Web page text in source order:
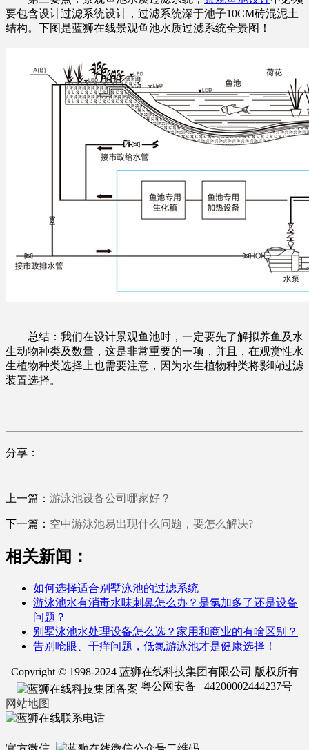
要包含设计过滤系统设计，过滤系统深于池子10CM砖混泥土
结构。下图是蓝狮在线景观鱼池水质过滤系统全景图！
总结：我们在设计景观鱼池时，一定要先了解拟养鱼及水
生动物种类及数量，这是非常重要的一项，并且，在观赏性水
生植物种类选择上也需要注意，因为水生植物种类将影响过滤
装置选择。
分享：
上一篇： 游泳池设备公司哪家好？
下一篇： 空中游泳池易出现什么问题，要怎么解决?
相关新闻：
如何选择适合别墅泳池的过滤系统
游泳池水有消毒水味刺鼻怎么办？是氯加多了还是设备
问题？
别墅泳池水处理设备怎么选？家用和商业的有啥区别？
告别呛眼、干痒问题，低氯游泳池才是健康选择！
Copyright © 1998-2024 蓝狮在线科技集团有限公司 版权所有
粤公网安备 44200002444237号
网站地图